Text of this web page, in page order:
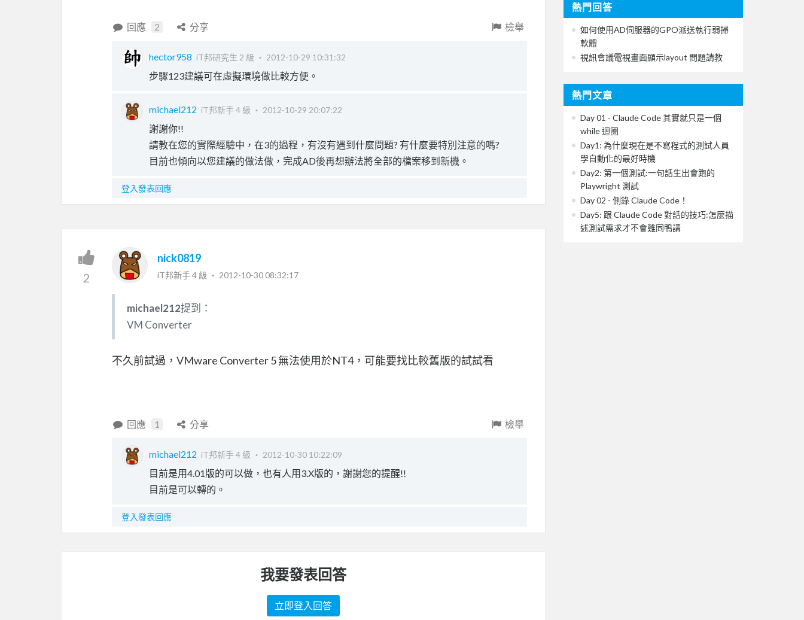
回應 2 分享 檢舉
hector958 iT邦研究生 2 級 ‧ 2012-10-29 10:31:32
步驟123建議可在虛擬環境做比較方便。
michael212 iT邦新手 4 級 ‧ 2012-10-29 20:07:22
謝謝你!!
請教在您的實際經驗中，在3的過程，有沒有遇到什麼問題? 有什麼要特別注意的嗎?
目前也傾向以您建議的做法做，完成AD後再想辦法將全部的檔案移到新機。
登入發表回應
2
nick0819
iT邦新手 4 級 ‧ 2012-10-30 08:32:17
michael212提到：
VM Converter
不久前試過，VMware Converter 5 無法使用於NT4，可能要找比較舊版的試試看
回應 1 分享 檢舉
michael212 iT邦新手 4 級 ‧ 2012-10-30 10:22:09
目前是用4.01版的可以做，也有人用3.X版的，謝謝您的提醒!!
目前是可以轉的。
登入發表回應
我要發表回答
立即登入回答
熱門回答
如何使用AD伺服器的GPO派送執行弱掃
軟體
視訊會議電視畫面顯示layout 問題請教
熱門文章
Day 01 - Claude Code 其實就只是一個
while 迴圈
Day1: 為什麼現在是不寫程式的測試人員
學自動化的最好時機
Day2: 第一個測試:一句話生出會跑的
Playwright 測試
Day 02 - 側錄 Claude Code！
Day5: 跟 Claude Code 對話的技巧:怎麼描
述測試需求才不會雞同鴨講